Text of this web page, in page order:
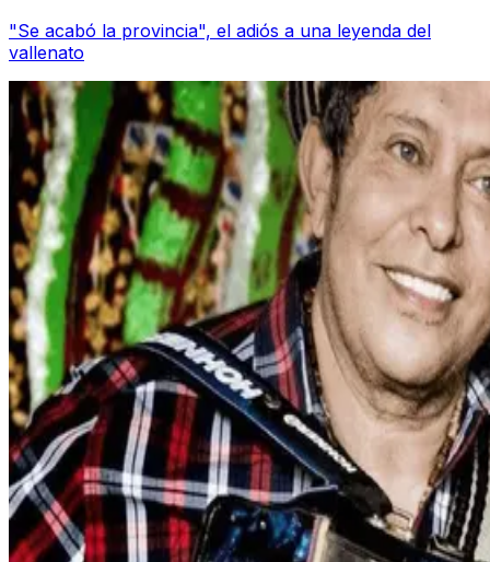
"Se acabó la provincia", el adiós a una leyenda del
vallenato